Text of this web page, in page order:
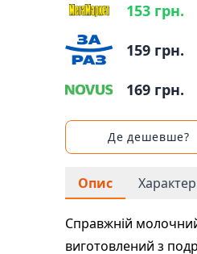
153 грн.
159 грн.
169 грн.
Де дешевше?
Опис
Справжній
виготовлений з